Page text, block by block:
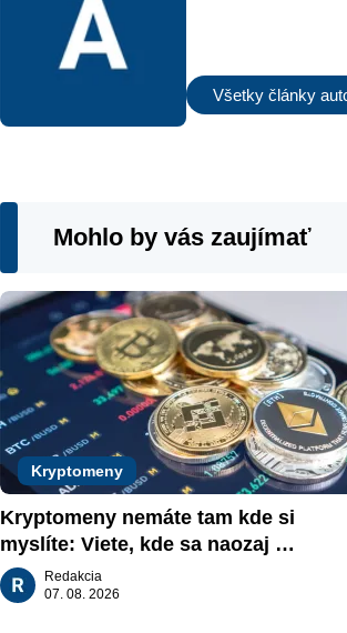
Všetky články
Mohlo by vás zaujímať
Kryptomeny
Kryptomeny nemáte tam kde si
myslíte: Viete, kde sa naozaj
nachádzajú?
Redakcia
07. 08. 2026